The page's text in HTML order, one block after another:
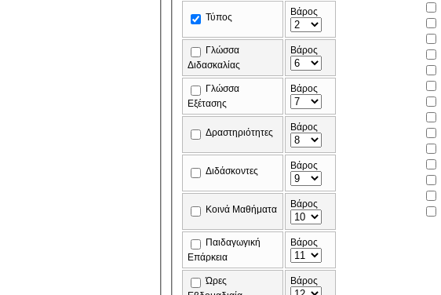
Τύπος Βάρος
Γλώσσα
Διδασκαλίας
Βάρος
Γλώσσα
Εξέτασης
Βάρος
Δραστηριότητες Βάρος
Διδάσκοντες Βάρος
Κοινά Μαθήματα Βάρος
Παιδαγωγική
Επάρκεια
Βάρος
Ώρες
Βάρος